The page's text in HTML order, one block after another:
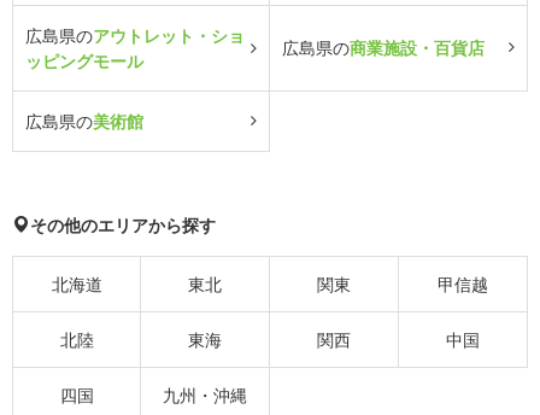
広島県のアウトレット・ショ
ッピングモール
広島県の商業施設・百貨店
広島県の美術館
その他のエリアから探す
北海道 東北 関東 甲信越
北陸 東海 関西 中国
四国 九州・沖縄